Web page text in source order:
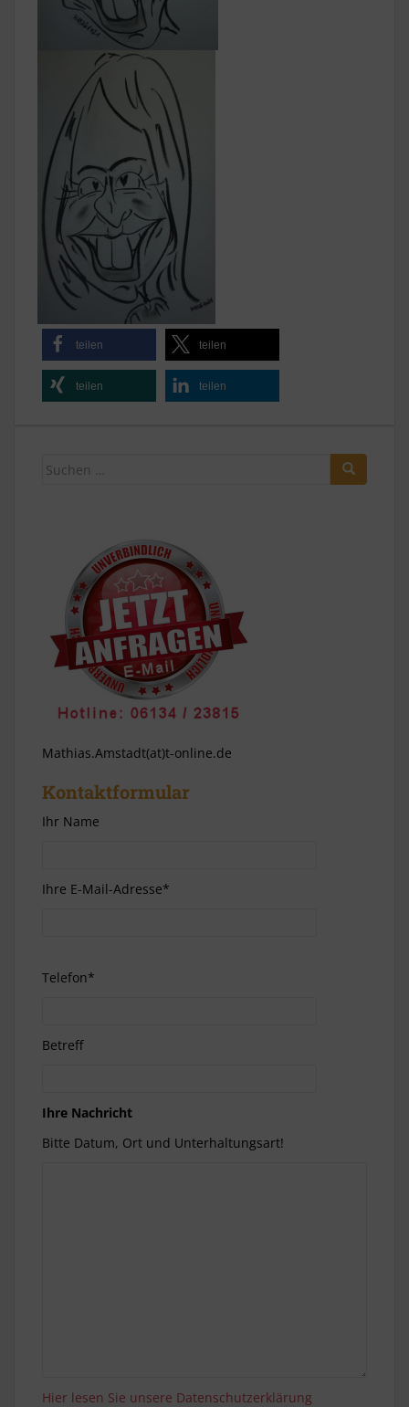
teilen teilen
teilen teilen
Suchen
Mathias.Amstadt(at)t-online.de
Kontaktformular
Ihr Name
Ihre E-Mail-Adresse*
Telefon*
Betreff
Ihre Nachricht
Bitte Datum, Ort und Unterhaltungsart!
Hier lesen Sie unsere Datenschutzerklärung